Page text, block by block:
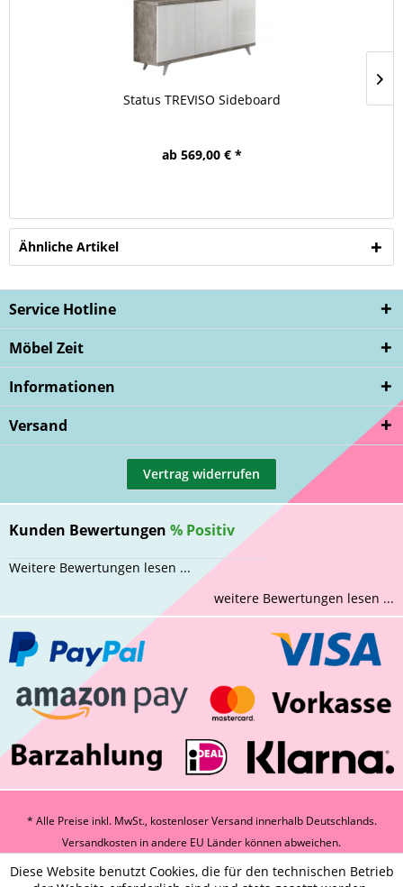
Status TREVISO Sideboard
ab 569,00 € *
Ähnliche Artikel
Service Hotline
Möbel Zeit
Informationen
Versand
Vertrag widerrufen
Kunden Bewertungen % Positiv
Weitere Bewertungen lesen ...
weitere Bewertungen lesen ...
* Alle Preise inkl. MwSt., kostenloser Versand innerhalb Deutschlands.
Versandkosten in andere EU Länder können abweichen.
Diese Website benutzt Cookies, die für den technischen Betrieb